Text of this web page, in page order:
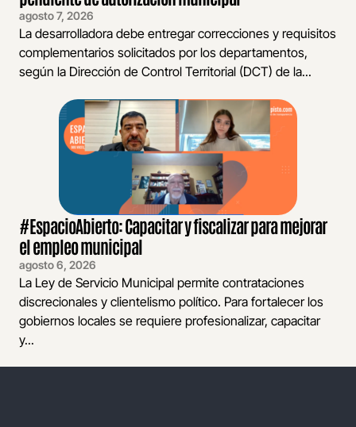
agosto 7, 2026
La desarrolladora debe entregar correcciones y requisitos
complementarios solicitados por los departamentos,
según la Dirección de Control Territorial (DCT) de la...
#EspacioAbierto: Capacitar y fiscalizar para mejorar
el empleo municipal
agosto 6, 2026
La Ley de Servicio Municipal permite contrataciones
discrecionales y clientelismo político. Para fortalecer los
gobiernos locales se requiere profesionalizar, capacitar
y...